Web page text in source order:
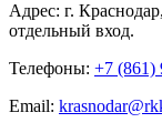
Адрес: г. Краснодар,
отдельный вход.
Телефоны: +7 (861)
Email: